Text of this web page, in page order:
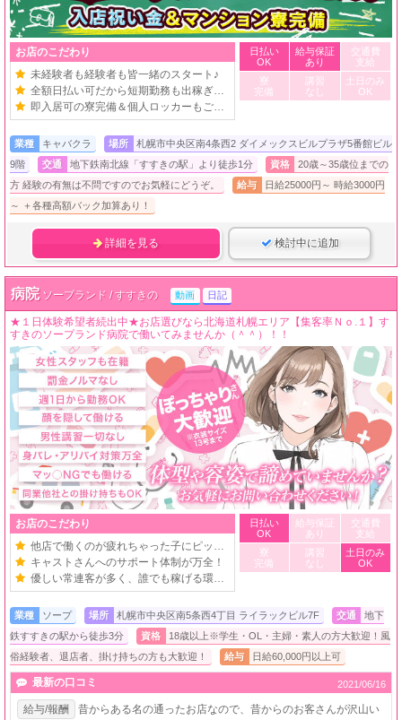
お店のこだわり
未経験者も経験者も皆一緒のスタート♪
全額日払い可だから短期勤務も出稼ぎもOK
即入居可の寮完備＆個人ロッカーもご用意！
日払い
OK
給与保証
あり
交通費
支給
寮
完備
講習
なし
土日のみ
OK
業種 キャバクラ 場所
札幌市中央区南4条西2 ダイメックスビルプラザ5番館ビル
9階
交通 地下鉄南北線「すすきの駅」より徒歩1分 資格
20歳～35歳位までの
方 経験の有無は不問ですのでお気軽にどうぞ。
給与
日給25000円～ 時給3000円
～ ＋各種高額バック加算あり！
詳細を見る 検討中に追加
病院 ソープランド / すすきの 動画 日記
★１日体験希望者続出中★お店選びなら北海道札幌エリア【集客率Ｎｏ.１】す
すきのソープランド病院で働いてみませんか（＾＾）！！
お店のこだわり
他店で働くのが疲れちゃった子にピッタリ！
キャストさんへのサポート体制が万全！
優しい常連客が多く、誰でも稼げる環境！
日払い
OK
給与保証
あり
交通費
支給
寮
完備
講習
なし
土日のみ
OK
業種 ソープ 場所 札幌市中央区南5条西4丁目 ライラックビル7F 交通
地下
鉄すすきの駅から徒歩3分
資格
18歳以上※学生・OL・主婦・素人の方大歓迎！風
俗経験者、退店者、掛け持ちの方も大歓迎！
給与 日給60,000円以上可
最新の口コミ 2021/06/16
給与/報酬
昔からある名の通ったお店なので、昔からのお客さんが沢山い